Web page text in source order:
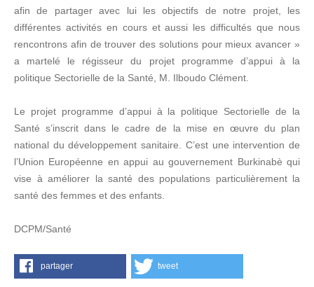
afin de partager avec lui les objectifs de notre projet, les
différentes activités en cours et aussi les difficultés que nous
rencontrons afin de trouver des solutions pour mieux avancer »
a martelé le régisseur du projet programme d’appui à la
politique Sectorielle de la Santé, M. Ilboudo Clément.
Le projet programme d’appui à la politique Sectorielle de la
Santé s’inscrit dans le cadre de la mise en œuvre du plan
national du développement sanitaire. C’est une intervention de
l’Union Européenne en appui au gouvernement Burkinabè qui
vise à améliorer la santé des populations particulièrement la
santé des femmes et des enfants.
DCPM/Santé
partager tweet